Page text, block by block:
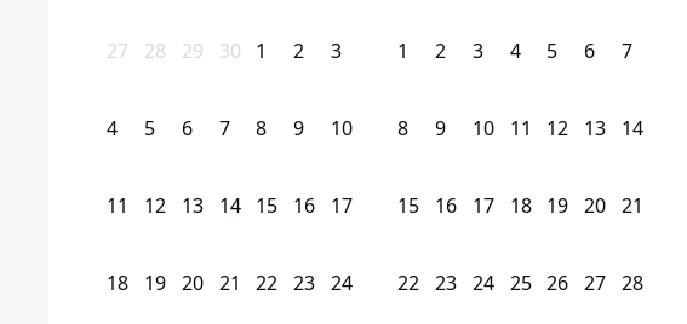
27 28 29 30 1 2 3
4 5 6 7 8 9 10
11 12 13 14 15 16 17
18 19 20 21 22 23 24
1 2 3 4 5 6 7
8 9 10 11 12 13 14
15 16 17 18 19 20 21
22 23 24 25 26 27 28